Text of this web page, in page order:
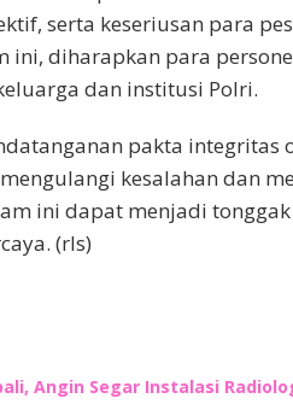
serta keseriusan para
ini, diharapkan para
dan institusi Polri.
pakta integritas
kesalahan dan
ini dapat menjadi
(rls)
Angin Segar Instalasi